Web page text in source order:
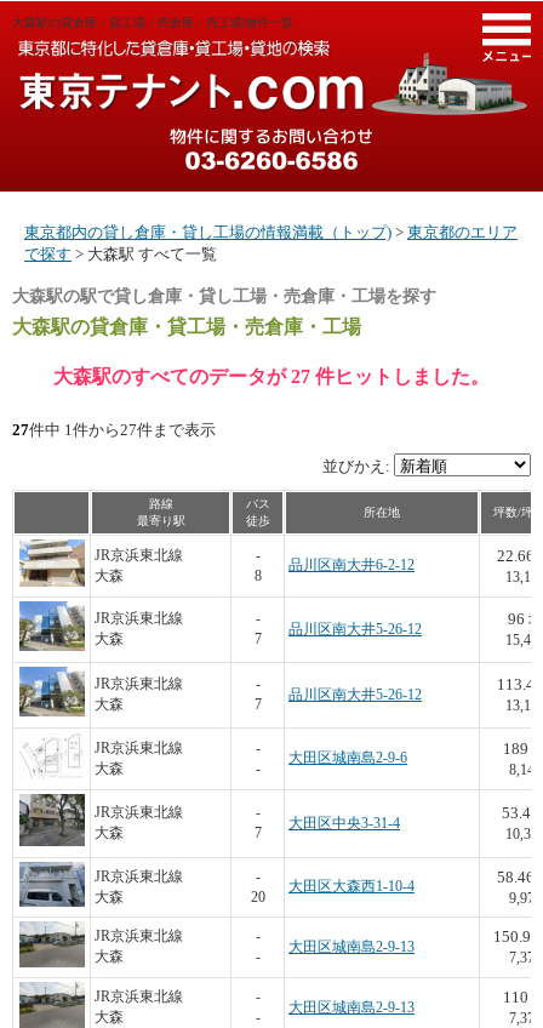
大森駅の貸倉庫・貸工場・売倉庫・売工場|物件一覧
東京都内の貸し倉庫・貸し工場の情報満載（トップ) > 東京都のエリア
で探す > 大森駅 すべて一覧
大森駅の駅で貸し倉庫・貸し工場・売倉庫・工場を探す
大森駅の貸倉庫・貸工場・売倉庫・工場
大森駅のすべてのデータが 27 件ヒットしました。
27件中 1件から27件まで表示
並びかえ:
路線
最寄り駅
バス
徒歩
所在地 坪数/坪
JR京浜東北線
大森
-
8
品川区南大井6-2-12
22.66
JR京浜東北線
大森
-
7
品川区南大井5-26-12
96 坪
JR京浜東北線
大森
-
7
品川区南大井5-26-12
113.4
JR京浜東北線
大森
-
-
大田区城南島2-9-6
189
8,148
JR京浜東北線
大森
-
7
大田区中央3-31-4
53.4
JR京浜東北線
大森
-
20
大田区大森西1-10-4
58.46
9,973
JR京浜東北線
大森
-
-
大田区城南島2-9-13
150.98
7,376
JR京浜東北線
大森
-
-
大田区城南島2-9-13
110
7,376